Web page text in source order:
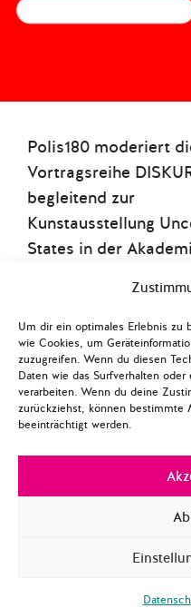
Um dir ein optimales Erlebnis zu
wie Cookies, um
zuzugreifen. Wenn du diesen
Daten wie das Surfverhalten
verarbeiten. Wenn du deine
zurückziehst, können bestimmte
beeinträchtigt werden.
Polis180 moderiert
Vortragsreihe
begleitend zur
Kunstausstellung
States in der
15.Oktober 2016
konfrontieren wir im
Wochentakt
aus
Soziologie, Kunst und
Politik mit kritischen
Fragen zur Zukunft
Europas. Diese
diskutierten Polis180-
Mitglieder Ana-
Cvitic und Natalie